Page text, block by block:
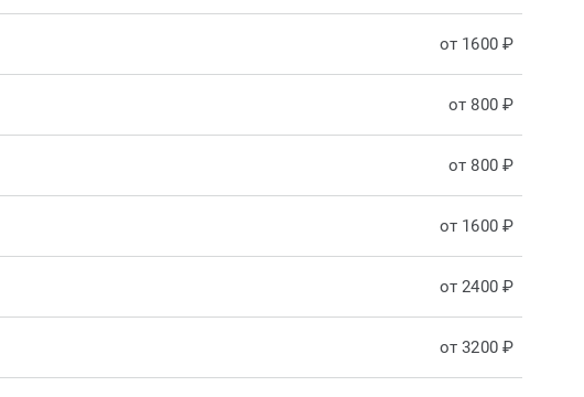
от 1600 ₽
от 800 ₽
от 800 ₽
от 1600 ₽
от 2400 ₽
от 3200 ₽